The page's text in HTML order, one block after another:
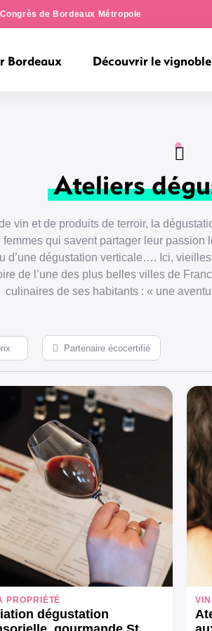
de Bordeaux Métropole
Bordeaux Découvrir le vignoble
Ateliers
vin et de produits de terroir, la
femmes qui savent partager leur passion
d’une dégustation verticale…. Ici,
de l’une des plus belles villes de
culinaires de ses habitants : « une
Partenaire écocertifié
PROPRIÉTÉ
dégustation